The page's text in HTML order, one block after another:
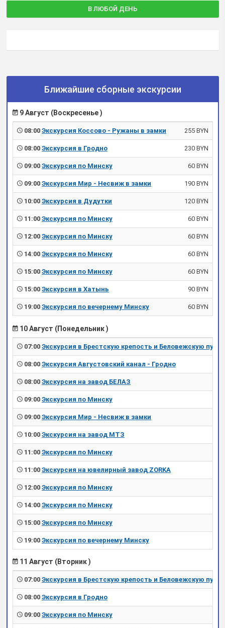
В ЛЮБОЙ ДЕНЬ
Ближайшие сборные экскурсии
9 Август (Воскресенье )
08:00 Экскурсия Коссово - Ружаны в замки 255 BYN
08:00 Экскурсия в Гродно 230 BYN
09:00 Экскурсия по Минску 60 BYN
09:00 Экскурсия Мир - Несвиж в замки 190 BYN
10:00 Экскурсия в Дудутки 120 BYN
11:00 Экскурсия по Минску 60 BYN
12:00 Экскурсия по Минску 60 BYN
14:00 Экскурсия по Минску 60 BYN
15:00 Экскурсия по Минску 60 BYN
15:00 Экскурсия в Хатынь 90 BYN
19:00 Экскурсия по вечернему Минску 60 BYN
10 Август (Понедельник )
07:00 Экскурсия в Брестскую крепость и Беловежскую пущу
08:00 Экскурсия Августовский канал - Гродно
08:00 Экскурсия на завод БЕЛАЗ
09:00 Экскурсия по Минску
09:00 Экскурсия Мир - Несвиж в замки
10:00 Экскурсия на завод МТЗ
11:00 Экскурсия по Минску
11:00 Экскурсия на ювелирный завод ZORKA
12:00 Экскурсия по Минску
14:00 Экскурсия по Минску
15:00 Экскурсия по Минску
19:00 Экскурсия по вечернему Минску
11 Август (Вторник )
07:00 Экскурсия в Брестскую крепость и Беловежскую пущу
08:00 Экскурсия в Гродно
09:00 Экскурсия по Минску